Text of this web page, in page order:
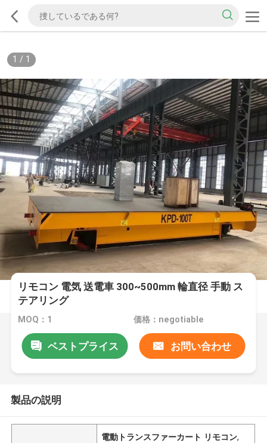
1 / 1
リモコン 電気 送電車 300~500mm 輪直径 手動 ス
テアリング
MOQ：1 価格：negotiable
ベストプライス お問い合わせ
製品の説明
電動トランスファーカート リモコン,